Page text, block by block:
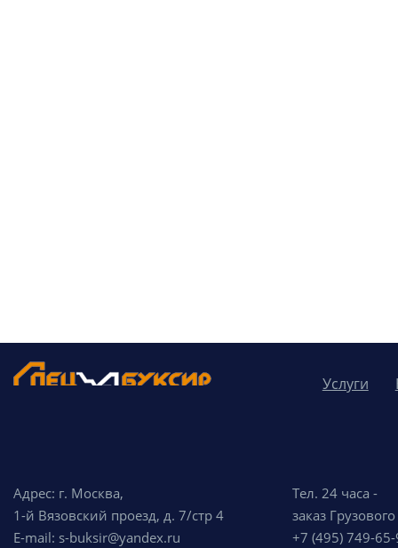
Услуги
Адрес: г. Москва,
1-й Вязовский проезд, д. 7/стр 4
E-mail: s-buksir@yandex.ru
Тел. 24 часа -
заказ
+7 (495) 749-